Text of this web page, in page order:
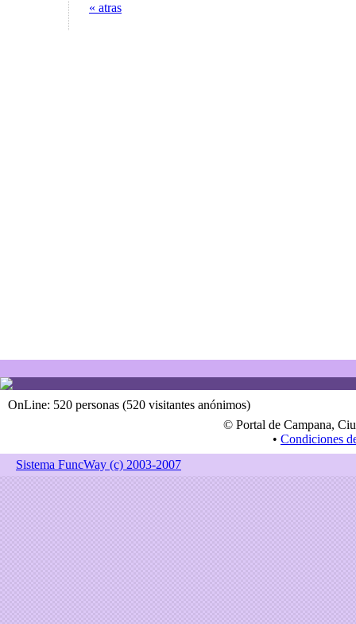
« atras
OnLine: 520 personas (520 visitantes anónimos)
© Portal de Campana,
• Condiciones
Sistema FuncWay (c) 2003-2007